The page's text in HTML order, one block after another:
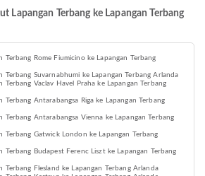
Lapangan Terbang ke Lapangan Terbang
Terbang Rome Fiumicino ke Lapangan Terbang
Terbang Suvarnabhumi ke Lapangan Terbang Arlanda
Terbang Vaclav Havel Praha ke Lapangan Terbang
Terbang Antarabangsa Riga ke Lapangan Terbang
Terbang Antarabangsa Vienna ke Lapangan Terbang
Terbang Gatwick London ke Lapangan Terbang
Terbang Budapest Ferenc Liszt ke Lapangan Terbang
Terbang Flesland ke Lapangan Terbang Arlanda